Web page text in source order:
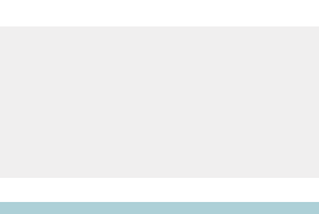
ie Temperaturen haben
wirklich ganz schön in sich,
es fast schon wieder,
Temperatursturz enorm. Immerhin